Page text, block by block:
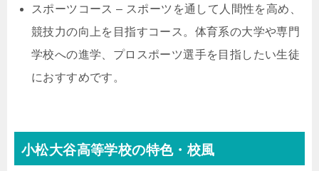
スポーツコース – スポーツを通して人間性を高め、
競技力の向上を目指すコース。体育系の大学や専門
学校への進学、プロスポーツ選手を目指したい生徒
におすすめです。
小松大谷高等学校の特色・校風